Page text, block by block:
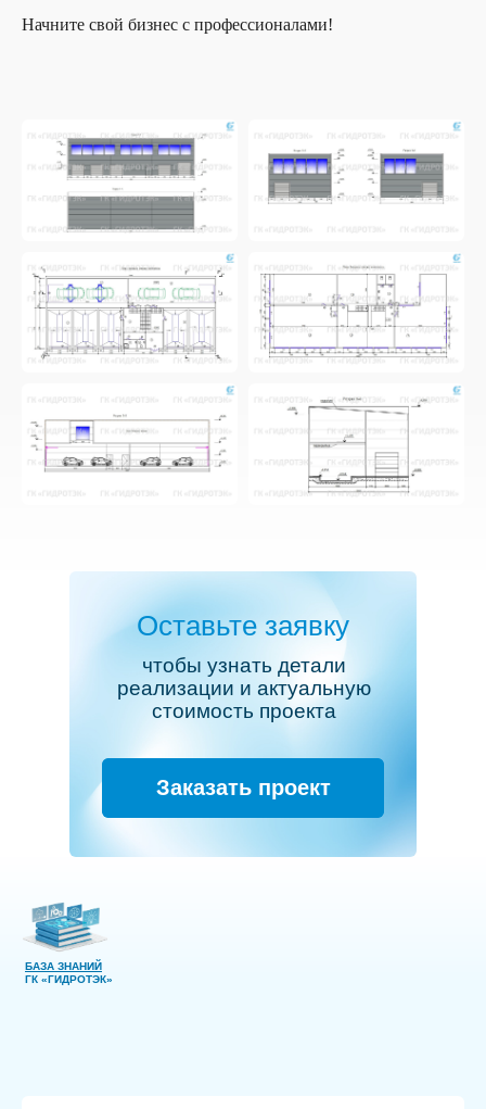
Начните свой бизнес с профессионалами!
Оставьте заявку
Заказать проект
чтобы узнать детали
реализации и актуальную
стоимость проекта
БАЗА ЗНАНИЙ
ГК «ГИДРОТЭК»